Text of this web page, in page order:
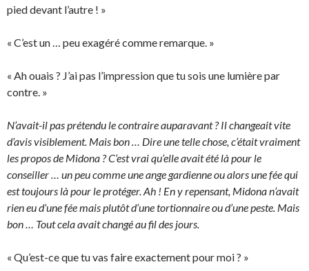
pied devant l’autre ! »
« C’est un … peu exagéré comme remarque. »
« Ah ouais ? J’ai pas l’impression que tu sois une lumière par
contre. »
N’avait-il pas prétendu le contraire auparavant ? Il changeait vite
d’avis visiblement. Mais bon … Dire une telle chose, c’était vraiment
les propos de Midona ? C’est vrai qu’elle avait été là pour le
conseiller … un peu comme une ange gardienne ou alors une fée qui
est toujours là pour le protéger. Ah ! En y repensant, Midona n’avait
rien eu d’une fée mais plutôt d’une tortionnaire ou d’une peste. Mais
bon … Tout cela avait changé au fil des jours.
« Qu’est-ce que tu vas faire exactement pour moi ? »